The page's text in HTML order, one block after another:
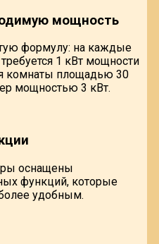
мощность
формулу: на каждые
1 кВт мощности
комнаты площадью 30
мощностью 3 кВт.
оснащены
функций, которые
удобным.